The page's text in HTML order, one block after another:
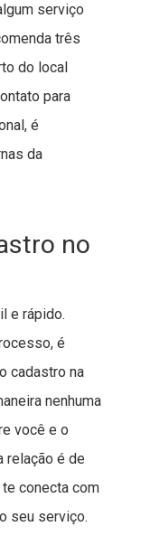
serviço
três
do local
para
é
da
no
e rápido.
é
cadastro na
nenhuma
você e o
relação é de
conecta com
seu serviço.